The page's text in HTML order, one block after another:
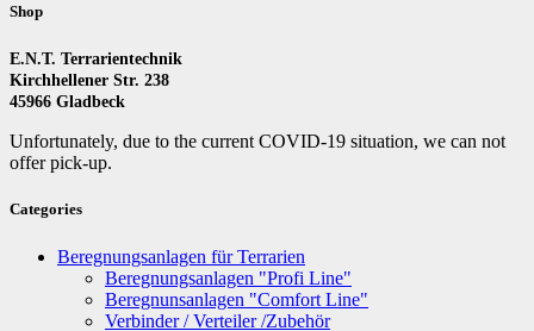
Shop
E.N.T. Terrarientechnik
Kirchhellener Str. 238
45966 Gladbeck
Unfortunately, due to the current COVID-19 situation, we can not
offer pick-up.
Categories
Beregnungsanlagen für Terrarien
Beregnungsanlagen "Profi Line"
Beregnunsanlagen "Comfort Line"
Verbinder / Verteiler /Zubehör